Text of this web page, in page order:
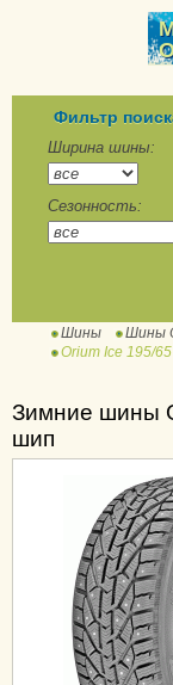
Фильтр
Ширина шины:
Сезонность:
Шины Шины
Orium Ice 195/
Зимние шины
шип